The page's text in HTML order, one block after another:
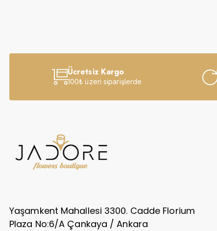
Ücretsiz Kargo
100₺ üzeri siparişlerde
Yaşamkent Mahallesi 3300. Cadde Florium
Plaza No:6/A Çankaya / Ankara